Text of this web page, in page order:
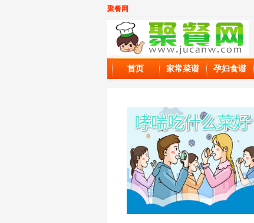
聚餐网
首页 家常菜谱 孕妇食谱